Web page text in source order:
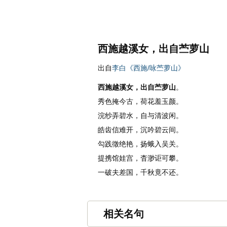
西施越溪女，出自苎萝山
出自李白《西施/咏苎萝山》
西施越溪女，出自苎萝山。
秀色掩今古，荷花羞玉颜。
浣纱弄碧水，自与清波闲。
皓齿信难开，沉吟碧云间。
勾践徵绝艳，扬蛾入吴关。
提携馆娃宫，杳渺讵可攀。
一破夫差国，千秋竟不还。
相关名句